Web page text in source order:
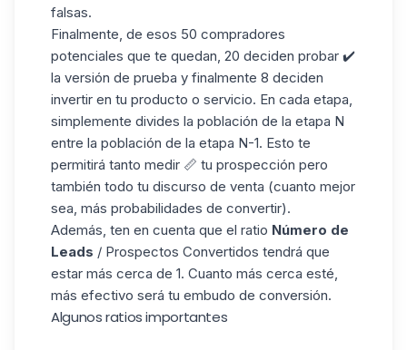
falsas.
Finalmente, de esos 50 compradores
potenciales que te quedan, 20 deciden probar ✔️
la versión de prueba y finalmente 8 deciden
invertir en tu producto o servicio. En cada etapa,
simplemente divides la población de la etapa N
entre la población de la etapa N-1. Esto te
permitirá tanto medir 📏 tu prospección pero
también todo tu discurso de venta (cuanto mejor
sea, más probabilidades de convertir).
Además, ten en cuenta que el ratio Número de
Leads / Prospectos Convertidos tendrá que
estar más cerca de 1. Cuanto más cerca esté,
más efectivo será tu embudo de conversión.
Algunos ratios importantes